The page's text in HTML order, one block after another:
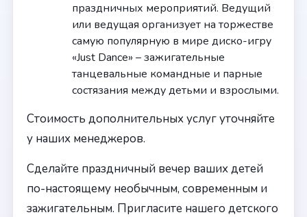
праздничных мероприятий. Ведущий
или ведущая организует на торжестве
самую популярную в мире диско-игру
«Just Dance» – зажигательные
танцевальные командные и парные
состязания между детьми и взрослыми.
Стоимость дополнительных услуг уточняйте
у наших менеджеров.
Сделайте праздничный вечер ваших детей
по-настоящему необычным, современным и
зажигательным. Пригласите нашего детского